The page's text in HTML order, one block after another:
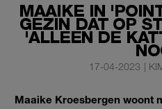
MAAIKE IN
GEZIN DAT OP
'ALLEEN DE
17-04-2023 |
Maaike Kroesbergen woont